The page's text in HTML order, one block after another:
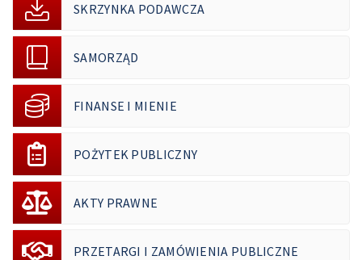
SKRZYNKA PODAWCZA
SAMORZĄD
FINANSE I MIENIE
POŻYTEK PUBLICZNY
AKTY PRAWNE
PRZETARGI I ZAMÓWIENIA PUBLICZNE